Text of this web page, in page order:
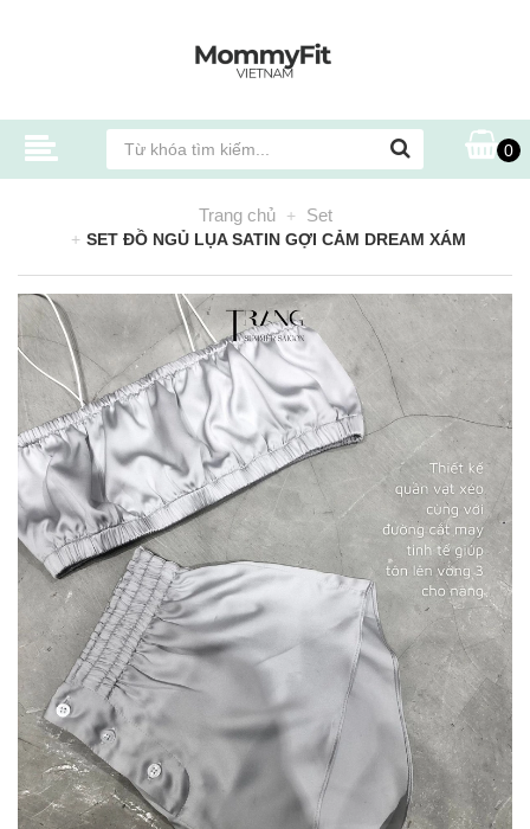
0
Trang chủ Set
SET ĐỒ NGỦ LỤA SATIN GỢI CẢM DREAM XÁM